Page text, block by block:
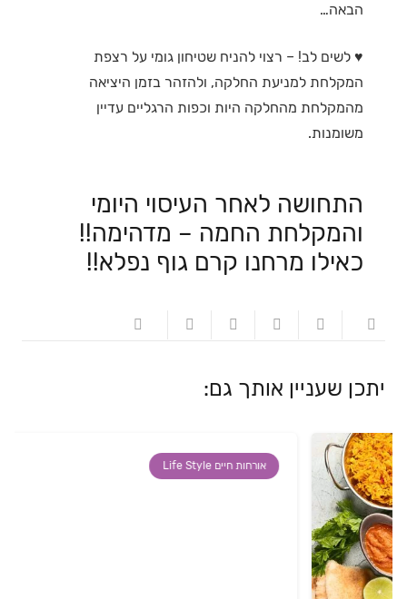
הבאה…
♥ לשים לב! – רצוי להניח שטיחון גומי על רצפת
המקלחת למניעת החלקה, ולהזהר בזמן היציאה
מהמקלחת מהחלקה היות וכפות הרגליים עדיין
משומנות.
התחושה לאחר העיסוי היומי
והמקלחת החמה – מדהימה!!
כאילו מרחנו קרם גוף נפלא!!
יתכן שעניין אותך גם:
אורחות חיים Life Style